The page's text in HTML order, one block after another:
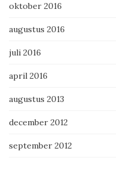
oktober 2016
augustus 2016
juli 2016
april 2016
augustus 2013
december 2012
september 2012